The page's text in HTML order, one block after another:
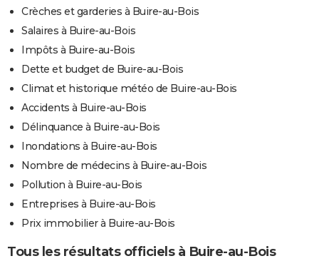
Crèches et garderies à Buire-au-Bois
Salaires à Buire-au-Bois
Impôts à Buire-au-Bois
Dette et budget de Buire-au-Bois
Climat et historique météo de Buire-au-Bois
Accidents à Buire-au-Bois
Délinquance à Buire-au-Bois
Inondations à Buire-au-Bois
Nombre de médecins à Buire-au-Bois
Pollution à Buire-au-Bois
Entreprises à Buire-au-Bois
Prix immobilier à Buire-au-Bois
Tous les résultats officiels à Buire-au-Bois